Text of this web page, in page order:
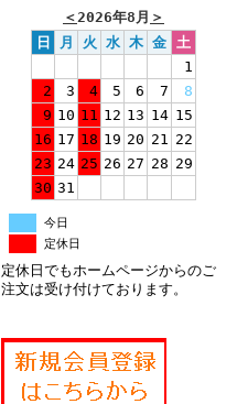
＜2026年8月 ＞
日
月 火 水 木 金 土
1
2
3 4 5 6 7
8
9 10 11 12 13 14 15
16 17 18 19 20 21 22
23 24 25 26 27 28 29
30 31
今日
定休日
定休日でもホームページからのご
注文は受け付けております。